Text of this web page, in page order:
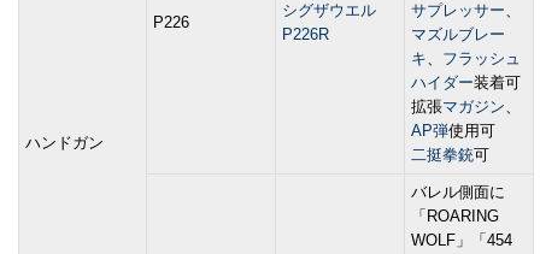
ハンドガン
P226
シグザウエル
P226R
サプレッサー、
マズルブレー
キ、 フラッシュ
ハイダー装着可
拡張マガジン、
AP弾使用可
二挺拳銃可
バレル側面に
「ROARING
WOLF」「454